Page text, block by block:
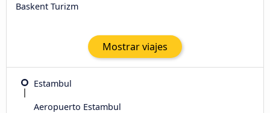
Baskent Turizm
Mostrar viajes
Estambul
Aeropuerto Estambul